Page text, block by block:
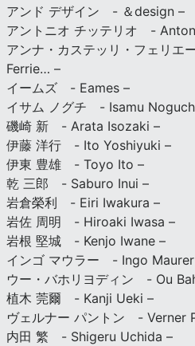
アンド デザイン - ＆design –
アントニオ チッテリオ -
アンナ・カステッリ・フェリ
Ferrie… –
イームズ - Eames –
イサム ノグチ - Isamu
磯崎 新 - Arata Isozaki –
伊藤 洋行 - Ito Yoshiyuki –
伊東 豊雄 - Toyo Ito –
乾 三郎 - Saburo Inui –
岩倉榮利 - Eiri Iwakura –
岩佐 周明 - Hiroaki Iwasa –
岩根 堅城 - Kenjo Iwane –
インゴ マウラー - Ingo
ウー・バホリヨディン - Ou
植木 莞爾 - Kanji Ueki –
ヴェルナー パントン - Verner
内田 繁 - Shigeru Uchida –